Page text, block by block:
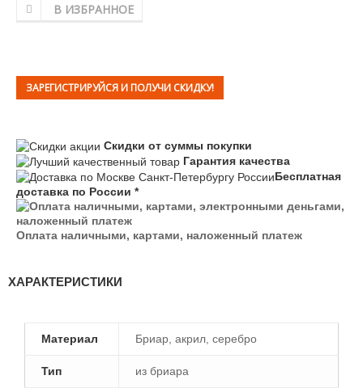
В ИЗБРАННОЕ
ЗАРЕГИСТРИРУЙСЯ И ПОЛУЧИ СКИДКУ!
Скидки от суммы покупки
Гарантия качества
Бесплатная
доставка по России *
Оплата наличными, картами, наложенный платеж
ХАРАКТЕРИСТИКИ
Материал Бриар, акрил, серебро
Тип из бриара